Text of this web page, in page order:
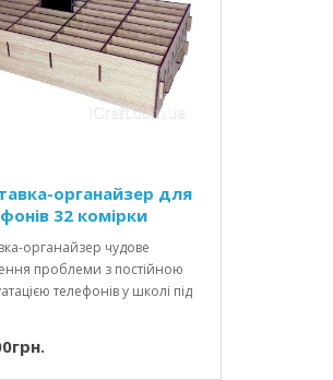
органайзер для
32 комірки
органайзер чудове
проблеми з постійною
телефонів у школі під